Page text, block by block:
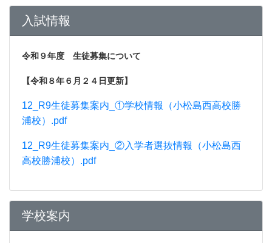
入試情報
令和９年度 生徒募集について
【令和８年６月２４日更新】
12_R9生徒募集案内_①学校情報（小松島西高校勝
浦校）.pdf
12_R9生徒募集案内_②入学者選抜情報（小松島西
高校勝浦校）.pdf
学校案内